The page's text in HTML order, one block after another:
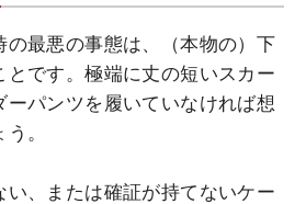
の最悪の事態は、（本物の）下
とです。極端に丈の短いスカー
ーパンツを履いていなければ想
。
い、または確証が持てないケー